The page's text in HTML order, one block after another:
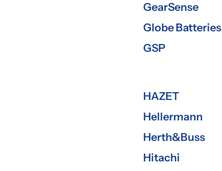
GearSense
Globe Batteries
GSP
HAZET
Hellermann
Herth&Buss
Hitachi